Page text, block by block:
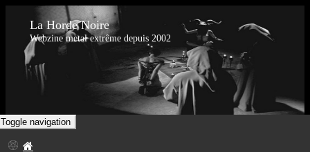
La Horde Noire
Webzine metal extrême depuis 2002
Toggle navigation